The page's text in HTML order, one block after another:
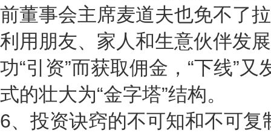
前董事会主席麦道夫也免不了
利用朋友、家人和生意伙伴发
功“引资”而获取佣金，“下线”又
式的壮大为“金字塔”结构。
6、投资诀窍的不可知和不可复